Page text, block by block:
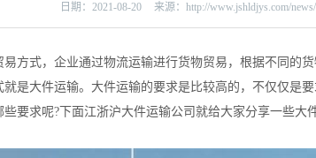
日期： 2021-08-20 来源： http://www.jshldjys.com/
方式，企业通过物流运输进行货物贸易，根据不同的
就是大件运输。大件运输的要求是比较高的，不仅仅是
要求呢?下面江浙沪大件运输公司 就给大家分享一些大